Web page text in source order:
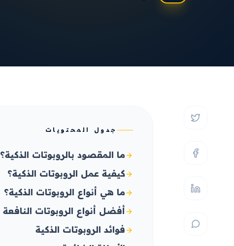
جدول المحتويات
ما المقصود بالروبوتات الذكية؟
كيفية عمل الروبوتات الذكية؟
ما هي أنواع الروبوتات الذكية؟
أفضل أنواع الروبوتات النافعة
فوائد الروبوتات الذكية